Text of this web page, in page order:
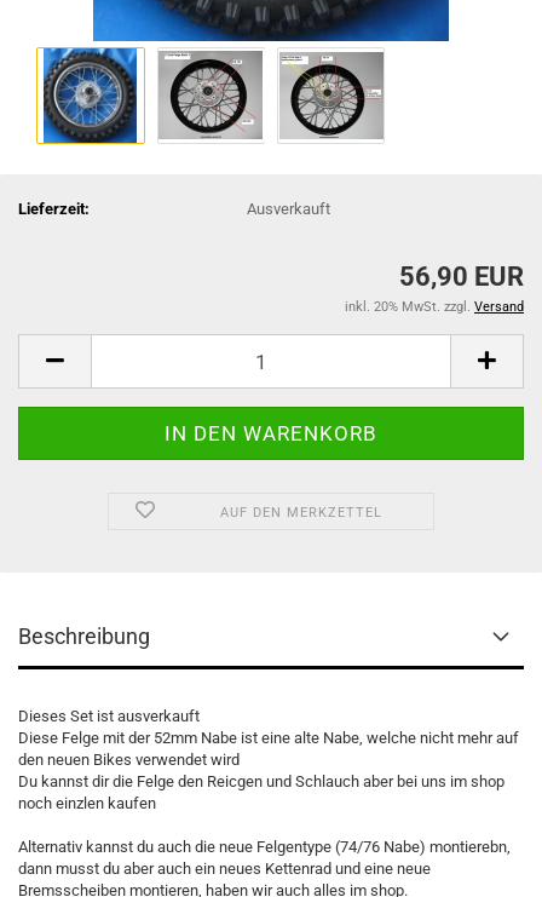
Lieferzeit: Ausverkauft
56,90 EUR
inkl. 20% MwSt. zzgl. Versand
AUF DEN MERKZETTEL
Beschreibung
Dieses Set ist ausverkauft
Diese Felge mit der 52mm Nabe ist eine alte Nabe, welche nicht mehr auf
den neuen Bikes verwendet wird
Du kannst dir die Felge den Reicgen und Schlauch aber bei uns im shop
noch einzlen kaufen
Alternativ kannst du auch die neue Felgentype (74/76 Nabe) montierebn,
dann musst du aber auch ein neues Kettenrad und eine neue
Bremsscheiben montieren, haben wir auch alles im shop.